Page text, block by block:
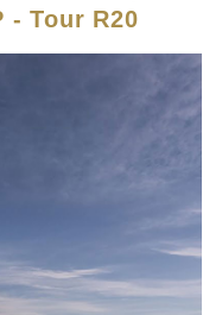
- Tour R20